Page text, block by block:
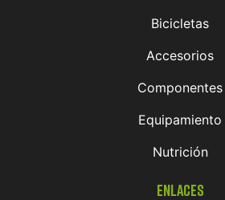
Bicicletas
Accesorios
Componentes
Equipamiento
Nutrición
Enlaces